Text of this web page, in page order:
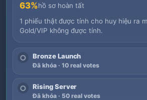
63%hồ sơ hoàn tất
1 phiếu thật được tính cho huy hiệu ra
Gold/VIP không được tính.
○ Bronze Launch
Đã khóa · 10 real votes
○ Rising Server
Đã khóa · 50 real votes